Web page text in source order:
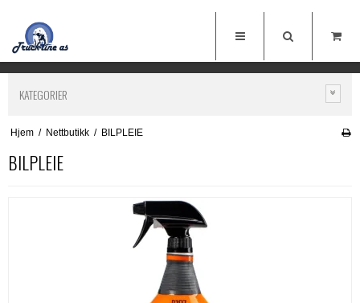
KATEGORIER
Hjem / Nettbutikk / BILPLEIE
BILPLEIE